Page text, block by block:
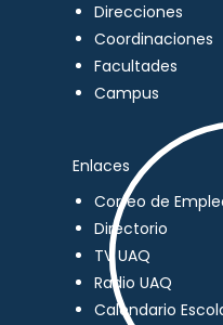
Direcciones
Coordinaciones
Facultades
Campus
Enlaces
Correo de
Directorio
TV UAQ
Radio UAQ
Calendario